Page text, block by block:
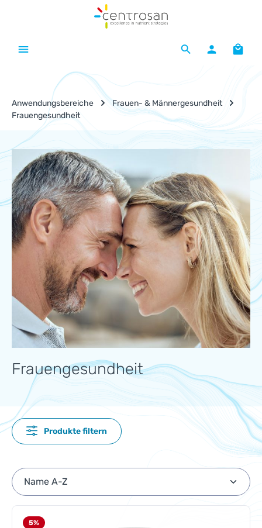
Zum Hauptinhalt springen
Anwendungsbereiche
Frauen- & Männergesundheit
Frauengesundheit
Frauengesundheit
Produkte filtern
5%